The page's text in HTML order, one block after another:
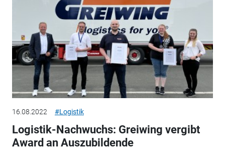
16.08.2022 #Logistik
Logistik-Nachwuchs: Greiwing vergibt
Award an Auszubildende